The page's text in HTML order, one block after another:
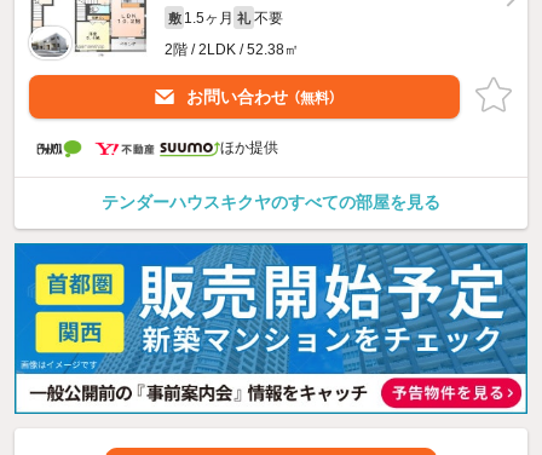
敷 1.5ヶ月 礼 不要
2階 / 2LDK / 52.38㎡
お問い合わせ （無料）
ほか提供
テンダーハウスキクヤのすべての部屋を見る